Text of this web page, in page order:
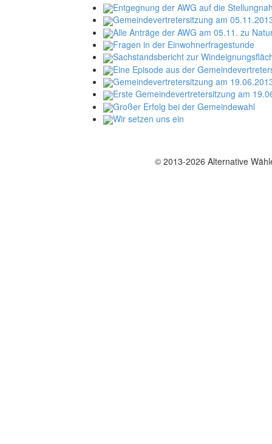
Entgegnung der AWG auf die
Gemeindevertretersitzung am
Alle Anträge der AWG am 05.11. zu
Fragen in der Einwohnerfragestunde
Sachstandsbericht zur
Eine Episode aus der
Gemeindevertretersitzung am
Erste Gemeindevertretersitzung am
Großer Erfolg bei der Gemeindewahl
Wir setzen uns ein
© 2013-2026 Alternative